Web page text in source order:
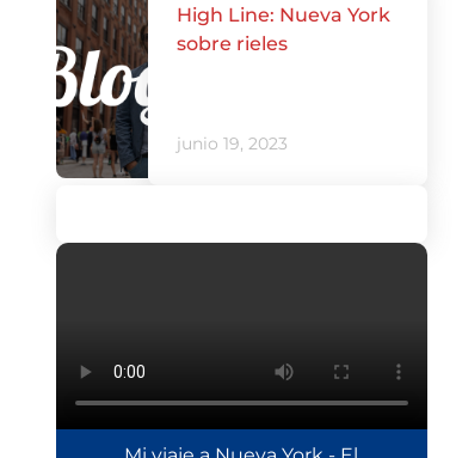
High Line: Nueva York
sobre rieles
junio 19, 2023